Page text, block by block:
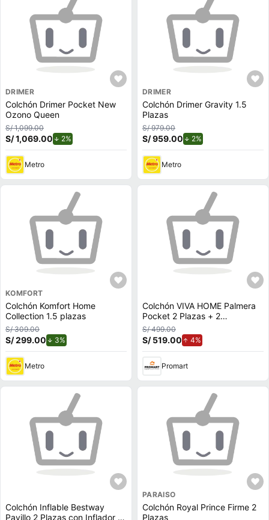
DRIMER
Colchón Drimer Pocket New
Ozono Queen
S/ 1,099.00
S/ 1,069.00 2%
Metro
DRIMER
Colchón Drimer Gravity 1.5
Plazas
S/ 979.00
S/ 959.00 2%
Metro
KOMFORT
Colchón Komfort Home
Collection 1.5 plazas
S/ 309.00
S/ 299.00 3%
Metro
Colchón VIVA HOME Palmera
Pocket 2 Plazas + 2
Almohadas + 1 Protector
S/ 499.00
S/ 519.00 4%
Promart
Colchón Inflable Bestway
Pavillo 2 Plazas con Inflador y
PARAISO
Colchón Royal Prince Firme 2
Plazas